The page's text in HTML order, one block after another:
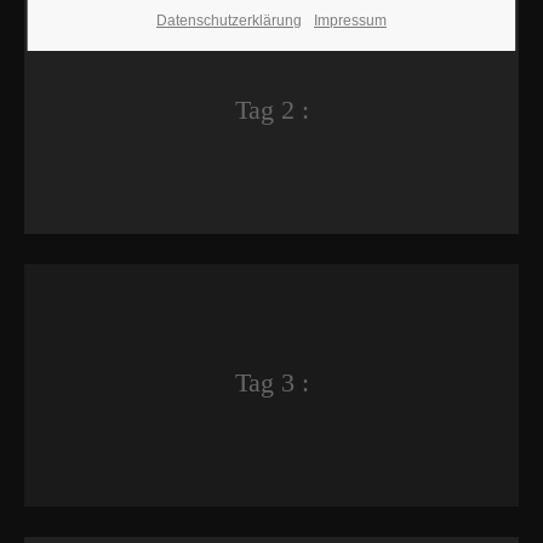
Tag 2 :
Tag 3 :
Datenschutzerklärung Impressum